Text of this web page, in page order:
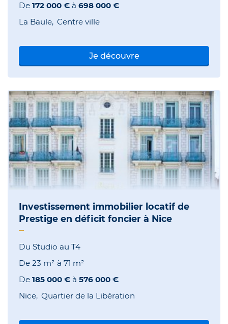
De 172 000 € à 698 000 €
La Baule Centre ville
Je découvre
Investissement immobilier locatif de
Prestige en déficit foncier à Nice
Du Studio au T4
De 23 m² à 71 m²
De 185 000 € à 576 000 €
Nice Quartier de la Libération